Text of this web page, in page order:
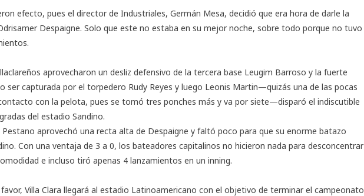
efecto, pues el director de Industriales, Germán Mesa, decidió que era hora de darle la
Despaigne. Solo que este no estaba en su mejor noche, sobre todo porque no tuvo
aprovecharon un desliz defensivo de la tercera base Leugim Barroso y la fuerte
ser capturada por el torpedero Rudy Reyes y luego Leonis Martin—quizás una de las pocas
con la pelota, pues se tomó tres ponches más y va por siete—disparó el indiscutible
del estadio Sandino.
aprovechó una recta alta de Despaigne y faltó poco para que su enorme batazo
Con una ventaja de 3 a 0, los bateadores capitalinos no hicieron nada para desconcentrar
e incluso tiró apenas 4 lanzamientos en un inning.
Villa Clara llegará al estadio Latinoamericano con el objetivo de terminar el campeonato